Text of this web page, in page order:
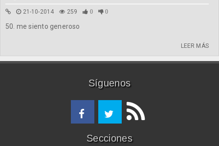
21-10-2014 259 0 0
50. me siento generoso
LEER MÁS
Síguenos
Secciones